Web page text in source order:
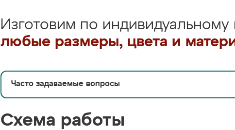
Изготовим по индивидуальному
любые размеры, цвета и
Часто задаваемые вопросы
Схема работы